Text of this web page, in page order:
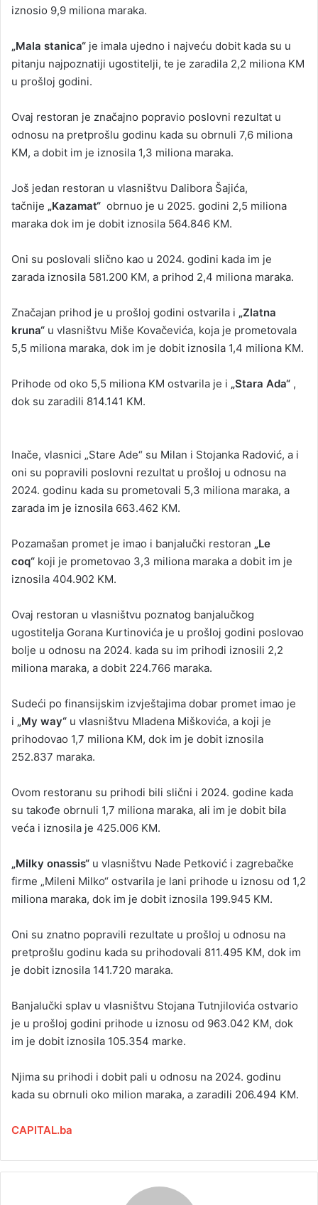
iznosio 9,9 miliona maraka.
„Mala stanica“ je imala ujedno i najveću dobit kada su u
pitanju najpoznatiji ugostitelji, te je zaradila 2,2 miliona KM
u prošloj godini.
Ovaj restoran je značajno popravio poslovni rezultat u
odnosu na pretprošlu godinu kada su obrnuli 7,6 miliona
KM, a dobit im je iznosila 1,3 miliona maraka.
Još jedan restoran u vlasništvu Dalibora Šajića,
tačnije „Kazamat“ obrnuo je u 2025. godini 2,5 miliona
maraka dok im je dobit iznosila 564.846 KM.
Oni su poslovali slično kao u 2024. godini kada im je
zarada iznosila 581.200 KM, a prihod 2,4 miliona maraka.
Značajan prihod je u prošloj godini ostvarila i „Zlatna
kruna“ u vlasništvu Miše Kovačevića, koja je prometovala
5,5 miliona maraka, dok im je dobit iznosila 1,4 miliona KM.
Prihode od oko 5,5 miliona KM ostvarila je i „Stara Ada“ ,
dok su zaradili 814.141 KM.
Inače, vlasnici „Stare Ade“ su Milan i Stojanka Radović, a i
oni su popravili poslovni rezultat u prošloj u odnosu na
2024. godinu kada su prometovali 5,3 miliona maraka, a
zarada im je iznosila 663.462 KM.
Pozamašan promet je imao i banjalučki restoran „Le
coq“ koji je prometovao 3,3 miliona maraka a dobit im je
iznosila 404.902 KM.
Ovaj restoran u vlasništvu poznatog banjalučkog
ugostitelja Gorana Kurtinovića je u prošloj godini poslovao
bolje u odnosu na 2024. kada su im prihodi iznosili 2,2
miliona maraka, a dobit 224.766 maraka.
Sudeći po finansijskim izvještajima dobar promet imao je
i „My way“ u vlasništvu Mladena Miškovića, a koji je
prihodovao 1,7 miliona KM, dok im je dobit iznosila
252.837 maraka.
Ovom restoranu su prihodi bili slični i 2024. godine kada
su takođe obrnuli 1,7 miliona maraka, ali im je dobit bila
veća i iznosila je 425.006 KM.
„Milky onassis“ u vlasništvu Nade Petković i zagrebačke
firme „Mileni Milko“ ostvarila je lani prihode u iznosu od 1,2
miliona maraka, dok im je dobit iznosila 199.945 KM.
Oni su znatno popravili rezultate u prošloj u odnosu na
pretprošlu godinu kada su prihodovali 811.495 KM, dok im
je dobit iznosila 141.720 maraka.
Banjalučki splav u vlasništvu Stojana Tutnjilovića ostvario
je u prošloj godini prihode u iznosu od 963.042 KM, dok
im je dobit iznosila 105.354 marke.
Njima su prihodi i dobit pali u odnosu na 2024. godinu
kada su obrnuli oko milion maraka, a zaradili 206.494 KM.
CAPITAL.ba